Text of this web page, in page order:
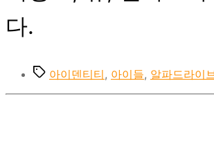
다.
Tags아이덴티티, 아이들, 알파드라이